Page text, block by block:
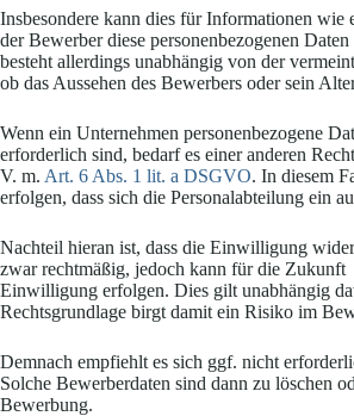
Insbesondere kann dies für Informationen wie
der Bewerber diese personenbezogenen
besteht allerdings unabhängig von der
ob das Aussehen des Bewerbers oder sein
Wenn ein Unternehmen personenbezogene
erforderlich sind, bedarf es einer anderen
V. m. Art. 6 Abs. 1 lit. a DSGVO. In diesem
erfolgen, dass sich die Personalabteilung ein
Nachteil hieran ist, dass die Einwilligung
zwar rechtmäßig, jedoch kann für die Zukunft
Einwilligung erfolgen. Dies gilt unabhängig
Rechtsgrundlage birgt damit ein Risiko im
Demnach empfiehlt es sich ggf. nicht
Solche Bewerberdaten sind dann zu löschen
Bewerbung.